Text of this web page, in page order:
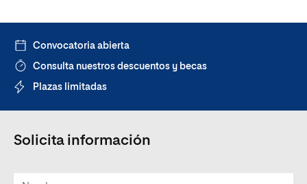
Convocatoria abierta
Consulta nuestros descuentos y becas
Plazas limitadas
Solicita información